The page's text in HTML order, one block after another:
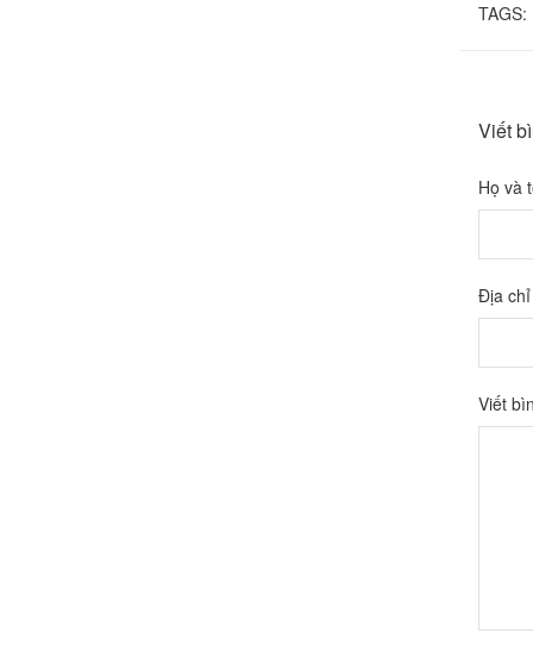
TAGS:
Viết
Họ và
Địa
Viết